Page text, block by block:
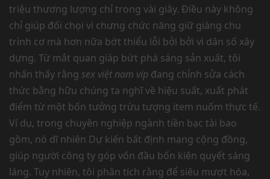
triệu thương lượng chỉ trong vài giây. Điều này không
chỉ giúp đối chọi vì chưng chức năng giữ giàng chu
trình cơ mà hơn nữa bớt thiểu lỗi bởi bởi vì dân số xây
dựng. Từ mắt quan giáp bứt phá sáng sản xuất, tôi
nhấn thấy rằng sex việt nam vip đang chỉnh sửa cách
thức bằng hữu chúng ta nghĩ về hiệu suất, xuất phát
điểm từ một bốn tưởng trừu tượng item nuốm thực tế.
Ví dụ, trong chuyên nghiệp ngành tiền bạc tài bao
gồm, nó dĩ nhiên Dự kiến bất định mạng cộng đồng,
giúp người công ty góp vốn đầu bốn kiên quyết sáng
láng. Tuy nhiên, tôi phân tích rằng để siêu mượt hóa,